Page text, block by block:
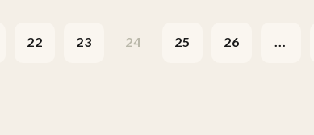
22 23 24 25 26 ...